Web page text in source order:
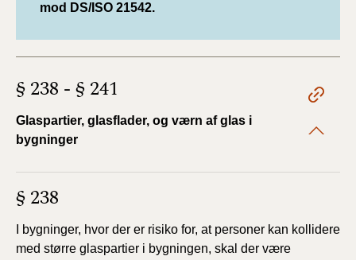
mod DS/ISO 21542.
§ 238 - § 241
Glaspartier, glasflader, og værn af glas i
bygninger
§ 238
I bygninger, hvor der er risiko for, at personer kan kollidere
med større glaspartier i bygningen, skal der være